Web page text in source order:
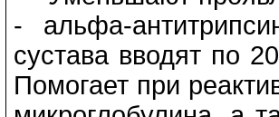
- альфа-
сустава вводят по
Помогает при